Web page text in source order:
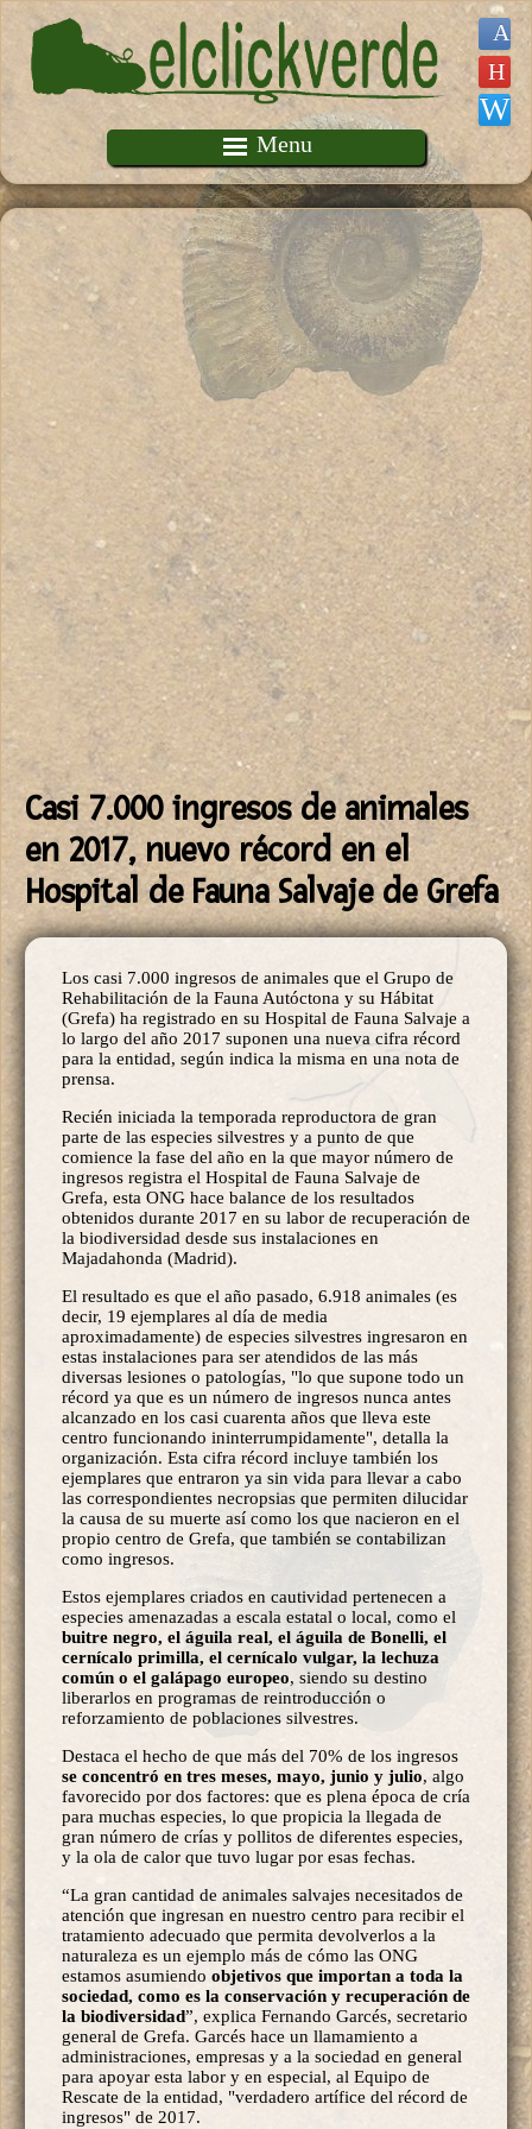
Pasar al contenido principal
Menu
Casi 7.000 ingresos de animales
en 2017, nuevo récord en el
Hospital de Fauna Salvaje de Grefa
Los casi 7.000 ingresos de animales que el Grupo de
Rehabilitación de la Fauna Autóctona y su Hábitat
(Grefa) ha registrado en su Hospital de Fauna Salvaje a
lo largo del año 2017 suponen una nueva cifra récord
para la entidad, según indica la misma en una nota de
prensa.
Recién iniciada la temporada reproductora de gran
parte de las especies silvestres y a punto de que
comience la fase del año en la que mayor número de
ingresos registra el Hospital de Fauna Salvaje de
Grefa, esta ONG hace balance de los resultados
obtenidos durante 2017 en su labor de recuperación de
la biodiversidad desde sus instalaciones en
Majadahonda (Madrid).
El resultado es que el año pasado, 6.918 animales (es
decir, 19 ejemplares al día de media
aproximadamente) de especies silvestres ingresaron en
estas instalaciones para ser atendidos de las más
diversas lesiones o patologías, "lo que supone todo un
récord ya que es un número de ingresos nunca antes
alcanzado en los casi cuarenta años que lleva este
centro funcionando ininterrumpidamente", detalla la
organización. Esta cifra récord incluye también los
ejemplares que entraron ya sin vida para llevar a cabo
las correspondientes necropsias que permiten dilucidar
la causa de su muerte así como los que nacieron en el
propio centro de Grefa, que también se contabilizan
como ingresos.
Estos ejemplares criados en cautividad pertenecen a
especies amenazadas a escala estatal o local, como el
buitre negro, el águila real, el águila de Bonelli, el
cernícalo primilla, el cernícalo vulgar, la lechuza
común o el galápago europeo, siendo su destino
liberarlos en programas de reintroducción o
reforzamiento de poblaciones silvestres.
Destaca el hecho de que más del 70% de los ingresos
se concentró en tres meses, mayo, junio y julio, algo
favorecido por dos factores: que es plena época de cría
para muchas especies, lo que propicia la llegada de
gran número de crías y pollitos de diferentes especies,
y la ola de calor que tuvo lugar por esas fechas.
“La gran cantidad de animales salvajes necesitados de
atención que ingresan en nuestro centro para recibir el
tratamiento adecuado que permita devolverlos a la
naturaleza es un ejemplo más de cómo las ONG
estamos asumiendo objetivos que importan a toda la
sociedad, como es la conservación y recuperación de
la biodiversidad”, explica Fernando Garcés, secretario
general de Grefa. Garcés hace un llamamiento a
administraciones, empresas y a la sociedad en general
para apoyar esta labor y en especial, al Equipo de
Rescate de la entidad, "verdadero artífice del récord de
ingresos" de 2017.